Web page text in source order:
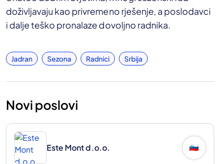
doživljavaju kao privremeno rješenje, a poslodavci
i dalje teško pronalaze dovoljno radnika.
Jadran Sezona Radnici Srbija
Novi poslovi
Este Mont d.o.o. 🇸🇮